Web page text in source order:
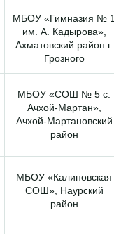
МБОУ «Гимназия № 1
им. А. Кадырова»,
Ахматовский район г.
Грозного
МБОУ «СОШ № 5 с.
Ачхой-Мартан»,
Ачхой-Мартановский
район
МБОУ «Калиновская
СОШ», Наурский
район